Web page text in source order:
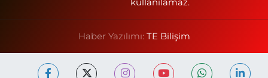
kullanılamaz.
Haber Yazılımı: TE Bilişim